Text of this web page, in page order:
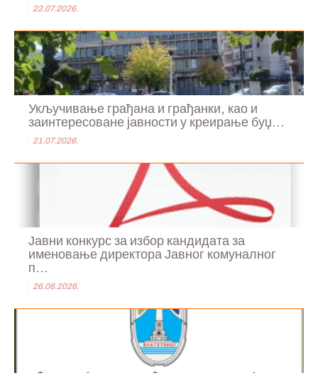
22.07.2026.
Укључивање грађана и грађанки, као и
заинтересоване јавности у креирање буџ...
21.07.2026.
Јавни конкурс за избор кандидата за
именовање директора Јавног комуналног
п...
26.06.2026.